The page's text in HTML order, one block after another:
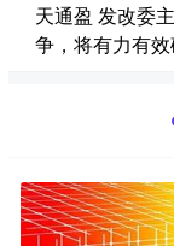
天通盈 发改委
争，将有力有